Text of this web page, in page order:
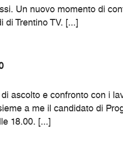
Un nuovo momento di
di Trentino TV. [...]
ascolto e confronto con i
a me il candidato di
18.00. [...]